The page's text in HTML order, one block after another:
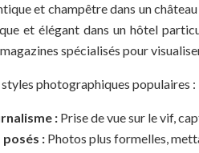
et champêtre dans un
et élégant dans un hôtel
spécialisés pour
photographiques populaires :
: Prise de vue sur le vif,
: Photos plus formelles,